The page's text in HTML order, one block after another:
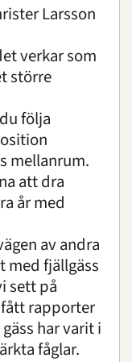
Larsson
verkar som
större
följa
mellanrum.
att dra
år med
av andra
med fjällgäss
sett på
fått rapporter
har varit i
fåglar.